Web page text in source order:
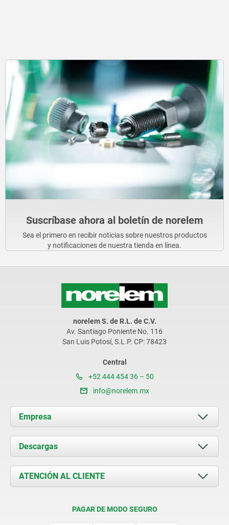
Suscríbase ahora al boletín de norelem
Sea el primero en recibir noticias sobre nuestros productos
y notificaciones de nuestra tienda en línea.
norelem S. de R.L. de C.V.
Av. Santiago Poniente No. 116
San Luis Potosí, S.L.P. CP: 78423
Central
+52 444 454 36 – 50
info@norelem.mx
Empresa
Acerca de nosotros
Novedades
Contacto
Descargas
Documents
ATENCIÓN AL CLIENTE
PAGAR DE MODO SEGURO